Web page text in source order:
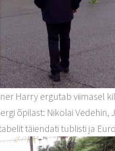
Harry ergutab viimasel
õpilast: Nikolai Vedehin,
täiendati tublisti ja